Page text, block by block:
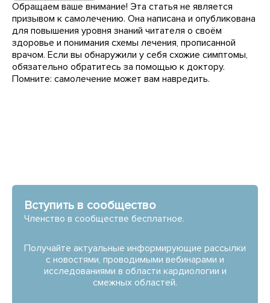
Обращаем ваше внимание! Эта статья не является
призывом к самолечению. Она написана и опубликована
для повышения уровня знаний читателя о своём
здоровье и понимания схемы лечения, прописанной
врачом. Если вы обнаружили у себя схожие симптомы,
обязательно обратитесь за помощью к доктору.
Помните: самолечение может вам навредить.
Вступить в сообщество
Членство в сообществе бесплатное.
Получайте актуальные информирующие рассылки
с новостями, проводимыми вебинарами и
исследованиями в области кардиологии и
смежных областей.